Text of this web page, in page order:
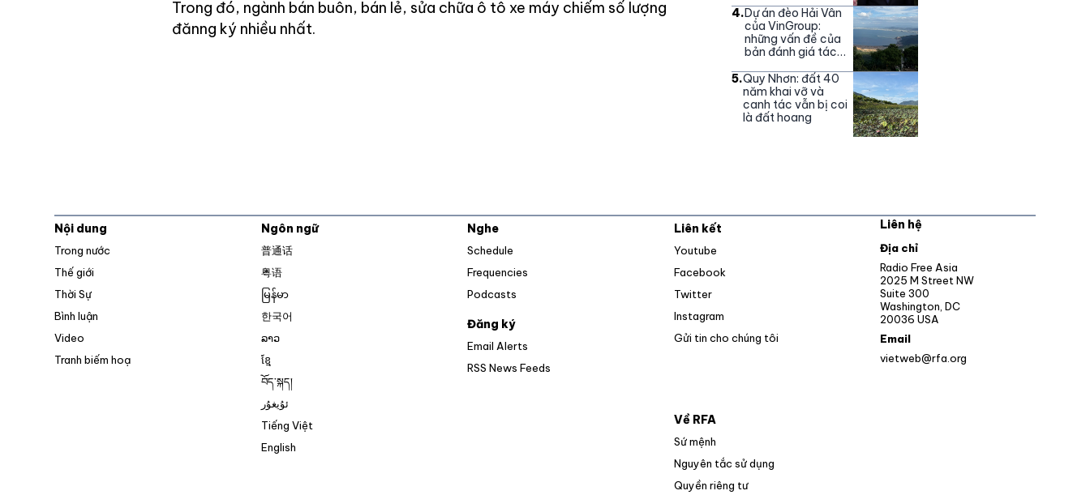
Trong đó, ngành bán buôn, bán lẻ, sửa chữa ô tô xe máy chiếm số lượng
đănng ký nhiều nhất.
4.Dự án đèo Hải Vân
của VinGroup:
những vấn đề của
bản đánh giá tác
5.Quy Nhơn: đất 40
năm khai vỡ và
canh tác vẫn bị coi
là đất hoang
Nội dung
Trong nước
Thế giới
Thời Sự
Bình luận
Video
Tranh biếm hoạ
Ngôn ngữ
普通话
粤语
မြန်မာ
한국어
ລາວ
ខ្មែ
བོད་སྐད།
ئۇيغۇر
Tiếng Việt
English
Nghe
Schedule
Frequencies
Podcasts
Đăng ký
Email Alerts
RSS News Feeds
Liên kết
Youtube
Facebook
Twitter
Instagram
Gửi tin cho chúng tôi
Về RFA
Sứ mệnh
Nguyên tắc sử dụng
Quyền riêng tư
Liên hệ
Địa chỉ
Radio Free Asia
2025 M Street NW
Suite 300
Washington, DC
20036 USA
Email
vietweb@rfa.org